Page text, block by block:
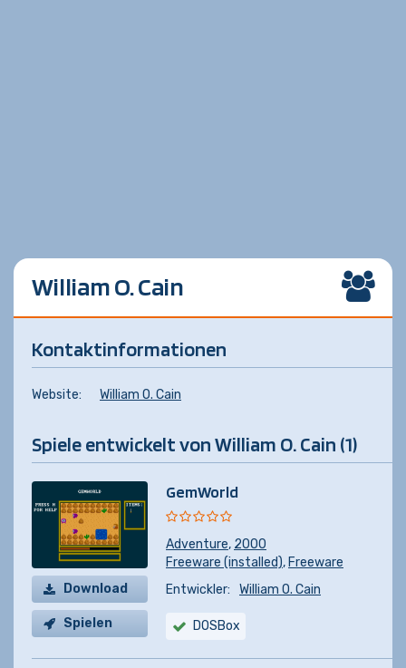
William O. Cain
Kontaktinformationen
Website: William O. Cain
Spiele entwickelt von William O. Cain (1)
Download
Spielen
GemWorld
Adventure, 2000
Freeware (installed), Freeware
Entwickler:
William O. Cain
DOSBox